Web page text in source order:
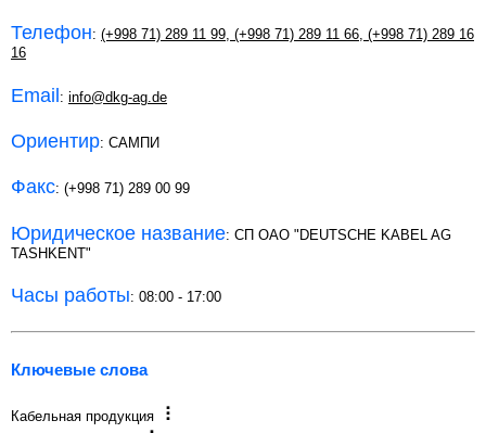
Телефон: (+998 71) 289 11 99, (+998 71) 289 11 66, (+998 71) 289 16
16
Email: info@dkg-ag.de
Ориентир: САМПИ
Факс: (+998 71) 289 00 99
Юридическое название: СП OAO "DEUTSCHE KABEL AG
TASHKENT"
Часы работы: 08:00 - 17:00
Ключевые слова
Кабельная продукция